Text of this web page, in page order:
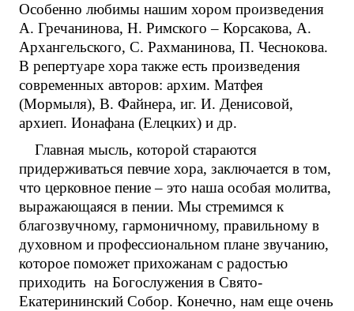
Особенно любимы нашим хором произведения
А. Гречанинова, Н. Римского – Корсакова, А.
Архангельского, С. Рахманинова, П. Чеснокова.
В репертуаре хора также есть произведения
современных авторов: архим. Матфея
(Мормыля), В. Файнера, иг. И. Денисовой,
архиеп. Ионафана (Елецких) и др.
Главная мысль, которой стараются
придерживаться певчие хора, заключается в том,
что церковное пение – это наша особая молитва,
выражающаяся в пении. Мы стремимся к
благозвучному, гармоничному, правильному в
духовном и профессиональном плане звучанию,
которое поможет прихожанам с радостью
приходить на Богослужения в Свято-
Екатерининский Собор. Конечно, нам еще очень